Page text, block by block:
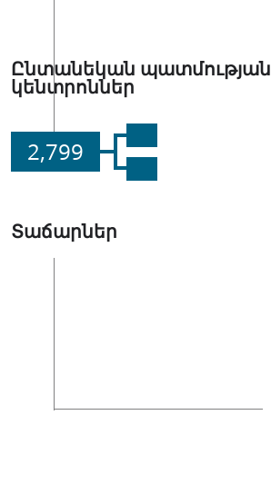
Ընտանեկան պատմության
կենտրոններ
2,799
Տաճարներ